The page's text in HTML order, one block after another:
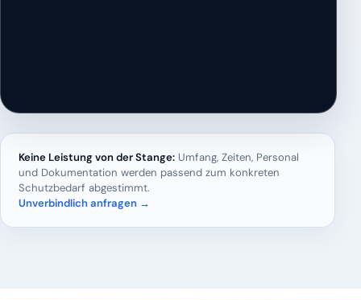
Keine Leistung von der Stange: Umfang, Zeiten, Personal
und Dokumentation werden passend zum konkreten
Schutzbedarf abgestimmt.
Unverbindlich anfragen →